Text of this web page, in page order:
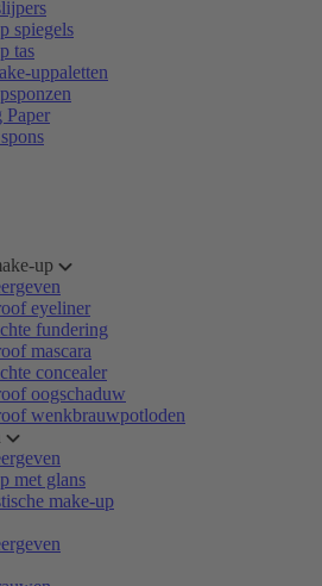
spiegels
tas
uppaletten
Paper
up
eyeliner
fundering
mascara
concealer
oogschaduw
wenkbrauwpotloden
met glans
make-up